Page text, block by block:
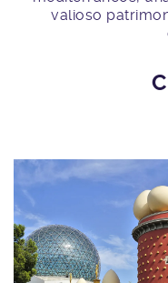
valioso